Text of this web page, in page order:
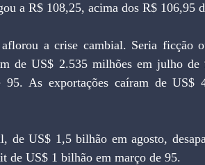
a R$ 108,25, acima dos R$ 106,95
de US$ 2.535 milhões em julho
As exportações caíram de US$
de US$ 1 bilhão em março de 95.